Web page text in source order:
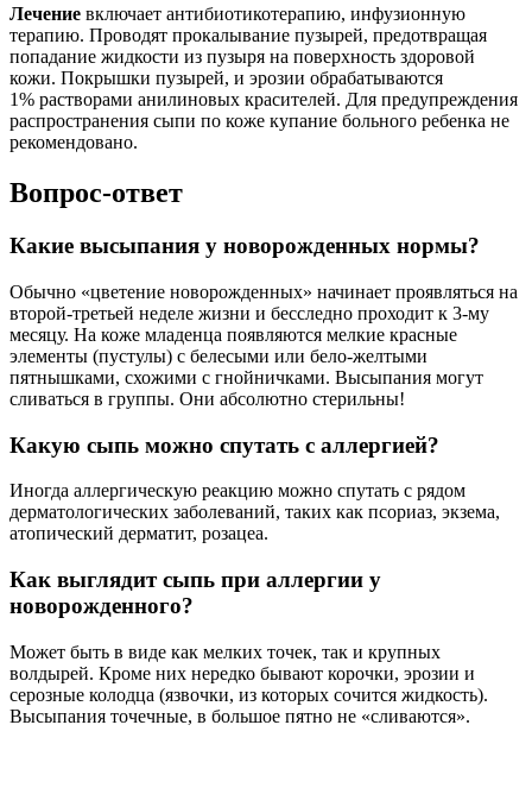
Лечение включает антибиотикотерапию, инфузионную
терапию. Проводят прокалывание пузырей, предотвращая
попадание жидкости из пузыря на поверхность здоровой
кожи. Покрышки пузырей, и эрозии обрабатываются
1% растворами анилиновых красителей. Для предупреждения
распространения сыпи по коже купание больного ребенка не
рекомендовано.
Вопрос-ответ
Какие высыпания у новорожденных нормы?
Обычно «цветение новорожденных» начинает проявляться на
второй-третьей неделе жизни и бесследно проходит к 3-му
месяцу. На коже младенца появляются мелкие красные
элементы (пустулы) с белесыми или бело-желтыми
пятнышками, схожими с гнойничками. Высыпания могут
сливаться в группы. Они абсолютно стерильны!
Какую сыпь можно спутать с аллергией?
Иногда аллергическую реакцию можно спутать с рядом
дерматологических заболеваний, таких как псориаз, экзема,
атопический дерматит, розацеа.
Как выглядит сыпь при аллергии у
новорожденного?
Может быть в виде как мелких точек, так и крупных
волдырей. Кроме них нередко бывают корочки, эрозии и
серозные колодца (язвочки, из которых сочится жидкость).
Высыпания точечные, в большое пятно не «сливаются».